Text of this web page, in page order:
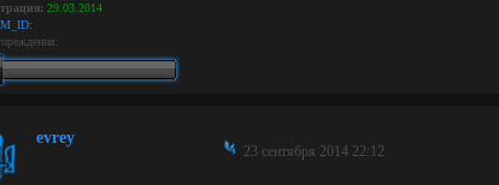
29.03.2014
evrey
23 сентября 2014 22:12